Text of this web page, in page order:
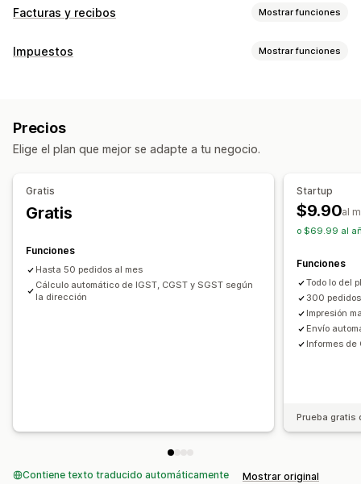
Facturas y recibos Mostrar funciones
Tipos de documentos
Personalización
Color y fuente
Promoción de marca
Campos
Cálculo de impuestos
Códigos de barras
Logos
Múltiples monedas
Descarga masiva
Automatización de correos electrónicos
Generación de PDF
Impresión y exportación
Informes
Seguridad de los datos
Impuestos Mostrar funciones
Registro
India (GST)
Informes de cumplimiento
Declaración multiestatal
Declaración SST Devolución de impuestos locales
Precios
Elige el plan que mejor se adapte a tu negocio.
Gratis
Gratis
Funciones
Hasta 50 pedidos al mes
Cálculo automático de IGST, CGST y SGST según
la dirección
Startup
$9.90al
o $69.99 al
Funciones
Todo lo del
300
Impresión
Envío
Informes de
Prueba gratis
Contiene texto traducido automáticamente Mostrar original